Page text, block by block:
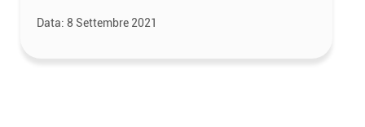
Data: 8 Settembre 2021